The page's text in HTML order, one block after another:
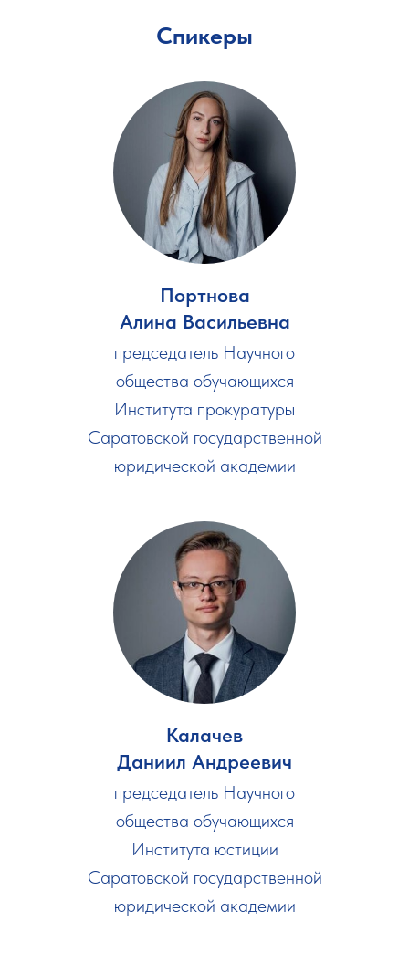
Спикеры
Портнова
Алина Васильевна
председатель Научного
общества обучающихся
Института прокуратуры
Саратовской государственной
юридической академии
Калачев
Даниил Андреевич
председатель Научного
общества обучающихся
Института юстиции
Саратовской государственной
юридической академии